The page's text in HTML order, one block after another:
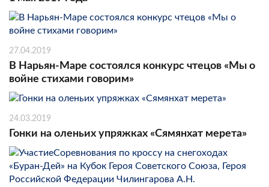
27.04.2019
В Нарьян-Маре состоялся конкурс чтецов «Мы о
войне стихами говорим»
24.03.2019
Гонки на оленьих упряжках «Сямянхат мерета»